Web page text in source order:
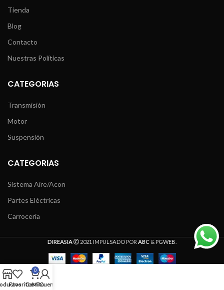
Tienda
Blog
Contacto
Nuestras Políticas
CATEGORIAS
Transmisión
Motor
Suspensión
CATEGORIAS
Sistema Aire/Acon
Partes Eléctricas
Carrocería
DIREASIA 2021 IMPULSADO POR ABC &PGWEB
Favoritos
0
Carrito
Mi Cuenta